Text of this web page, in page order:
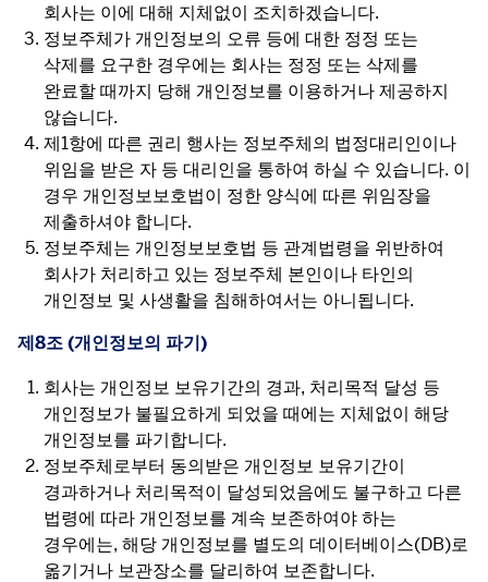
회사는 이에 대해 지체없이 조치하겠습니다.
정보주체가 개인정보의 오류 등에 대한 정정 또는
삭제를 요구한 경우에는 회사는 정정 또는 삭제를
완료할 때까지 당해 개인정보를 이용하거나 제공하지
않습니다.
제1항에 따른 권리 행사는 정보주체의 법정대리인이나
위임을 받은 자 등 대리인을 통하여 하실 수 있습니다. 이
경우 개인정보보호법이 정한 양식에 따른 위임장을
제출하셔야 합니다.
정보주체는 개인정보보호법 등 관계법령을 위반하여
회사가 처리하고 있는 정보주체 본인이나 타인의
개인정보 및 사생활을 침해하여서는 아니됩니다.
제8조 (개인정보의 파기)
회사는 개인정보 보유기간의 경과, 처리목적 달성 등
개인정보가 불필요하게 되었을 때에는 지체없이 해당
개인정보를 파기합니다.
정보주체로부터 동의받은 개인정보 보유기간이
경과하거나 처리목적이 달성되었음에도 불구하고 다른
법령에 따라 개인정보를 계속 보존하여야 하는
경우에는, 해당 개인정보를 별도의 데이터베이스(DB)로
옮기거나 보관장소를 달리하여 보존합니다.